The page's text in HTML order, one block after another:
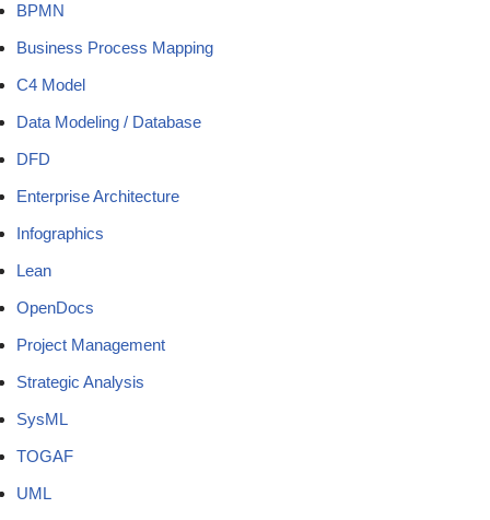
BPMN
Business Process Mapping
C4 Model
Data Modeling / Database
DFD
Enterprise Architecture
Infographics
Lean
OpenDocs
Project Management
Strategic Analysis
SysML
TOGAF
UML